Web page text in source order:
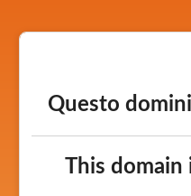
Questo
This domain